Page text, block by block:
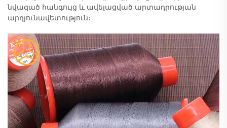
նվազած հանգույց և ավելացված արտադրության
արդյունավետություն։